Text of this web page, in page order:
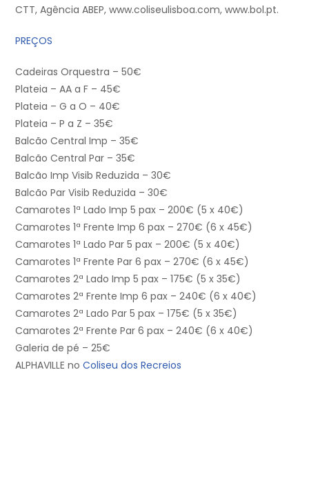
CTT, Agência ABEP, www.coliseulisboa.com, www.bol.pt.
PREÇOS
Cadeiras Orquestra – 50€
Plateia – AA a F – 45€
Plateia – G a O – 40€
Plateia – P a Z – 35€
Balcão Central Imp – 35€
Balcão Central Par – 35€
Balcão Imp Visib Reduzida – 30€
Balcão Par Visib Reduzida – 30€
Camarotes 1ª Lado Imp 5 pax – 200€ (5 x 40€)
Camarotes 1ª Frente Imp 6 pax – 270€ (6 x 45€)
Camarotes 1ª Lado Par 5 pax – 200€ (5 x 40€)
Camarotes 1ª Frente Par 6 pax – 270€ (6 x 45€)
Camarotes 2ª Lado Imp 5 pax – 175€ (5 x 35€)
Camarotes 2ª Frente Imp 6 pax – 240€ (6 x 40€)
Camarotes 2ª Lado Par 5 pax – 175€ (5 x 35€)
Camarotes 2ª Frente Par 6 pax – 240€ (6 x 40€)
Galeria de pé – 25€
ALPHAVILLE no Coliseu dos Recreios